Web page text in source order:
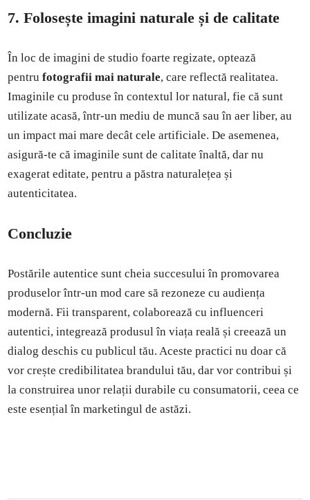
7. Folosește imagini naturale și de calitate
În loc de imagini de studio foarte regizate, optează
pentrufotografii mai naturale, care reflectă realitatea.
Imaginile cu produse în contextul lor natural, fie că sunt
utilizate acasă, într-un mediu de muncă sau în aer liber, au
un impact mai mare decât cele artificiale. De asemenea,
asigură-te că imaginile sunt de calitate înaltă, dar nu
exagerat editate, pentru a păstra naturalețea și
autenticitatea.
Concluzie
Postările autentice sunt cheia succesului în promovarea
produselor într-un mod care să rezoneze cu audiența
modernă. Fii transparent, colaborează cu influenceri
autentici, integrează produsul în viața reală și creează un
dialog deschis cu publicul tău. Aceste practici nu doar că
vor crește credibilitatea brandului tău, dar vor contribui și
la construirea unor relații durabile cu consumatorii, ceea ce
este esențial în marketingul de astăzi.